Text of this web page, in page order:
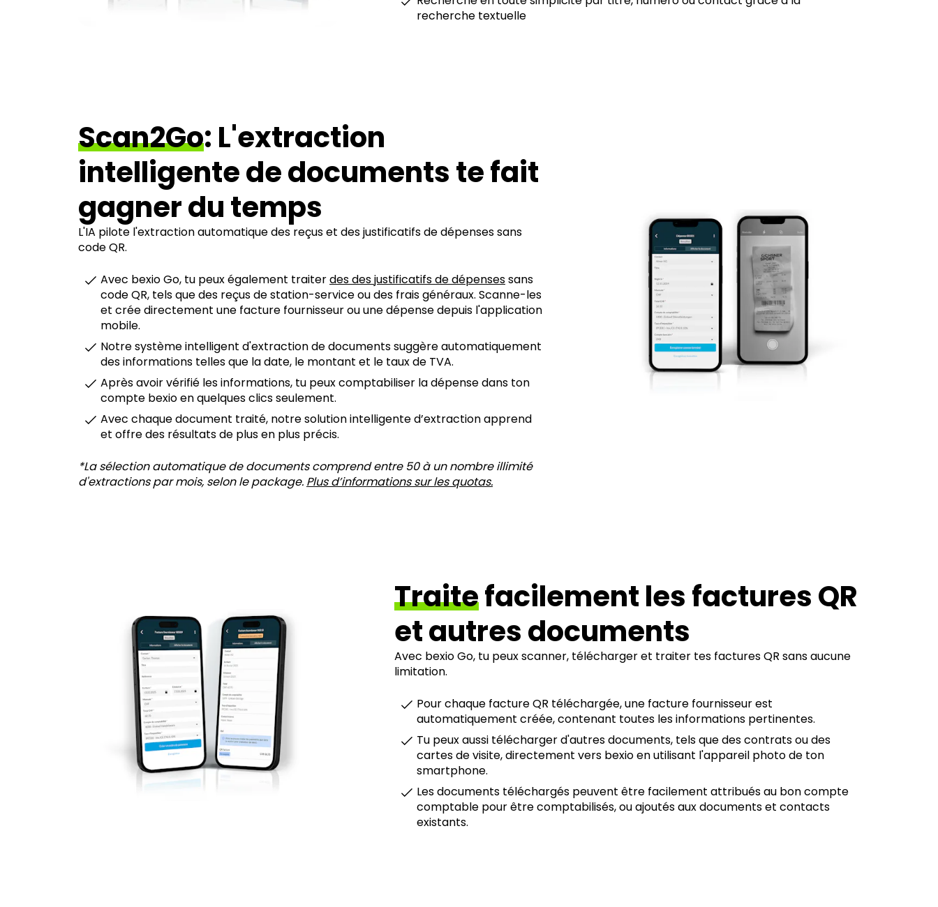
recherche textuelle
Scan2Go: L'extraction
intelligente de documents te fait
gagner du temps
L'IA pilote l'extraction automatique des reçus et des justificatifs de dépenses sans
code QR.
Avec bexio Go, tu peux également traiterdes des justificatifs de dépensessans
code QR, tels que des reçus de station-service ou des frais généraux. Scanne-les
et crée directement une facture fournisseur ou une dépense depuis l'application
mobile.
Notre système intelligent d'extraction de documents suggère automatiquement
des informations telles que la date, le montant et le taux de TVA.
Après avoir vérifié les informations, tu peux comptabiliser la dépense dans ton
compte bexio en quelques clics seulement.
Avec chaque document traité, notre solution intelligente d’extraction apprend
et offre des résultats de plus en plus précis.
*La sélection automatique de documents comprend entre 50 à un nombre illimité
d'extractions par mois, selon le package. Plus d’informations sur les quotas.
Traitefacilement les factures QR
et autres documents
Avec bexio Go, tu peux scanner, télécharger et traiter tes factures QR sans aucune
limitation.
Pour chaque facture QR téléchargée, une facture fournisseur est
automatiquement créée, contenant toutes les informations pertinentes.
Tu peux aussi télécharger d'autres documents, tels que des contrats ou des
cartes de visite, directement vers bexio en utilisant l'appareil photo de ton
smartphone.
Les documents téléchargés peuvent être facilement attribués au bon compte
comptable pour être comptabilisés, ou ajoutés aux documents et contacts
existants.